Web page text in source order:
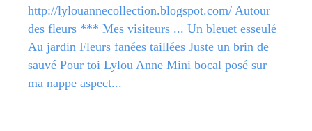
http://lylouannecollection.blogspot.com/ Autour
des fleurs *** Mes visiteurs ... Un bleuet esseulé
Au jardin Fleurs fanées taillées Juste un brin de
sauvé Pour toi Lylou Anne Mini bocal posé sur
ma nappe aspect...